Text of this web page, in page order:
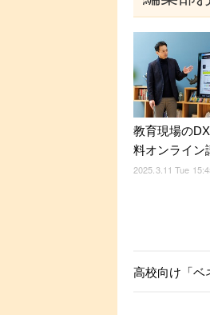
教育現場の
料オンライン
2025.3.11 Tue
高校向け「ベ